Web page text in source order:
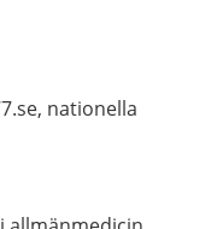
nationella